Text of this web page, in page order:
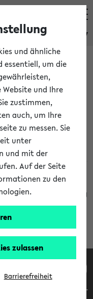
eKVV
Veranstaltungen
und nicht abhängig
LinkedIn TikTok
und ähnliche
essentiell, um die
und Ihre
zustimmen,
auch, um Ihre
zu messen. Sie
unter
und mit der
Auf der Seite
zu den
zulassen
Barrierefreiheit